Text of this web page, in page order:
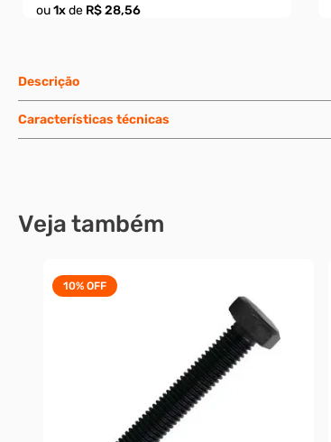
ou1xde R$ 28,56
Descrição
Características técnicas
Veja também
10%OFF